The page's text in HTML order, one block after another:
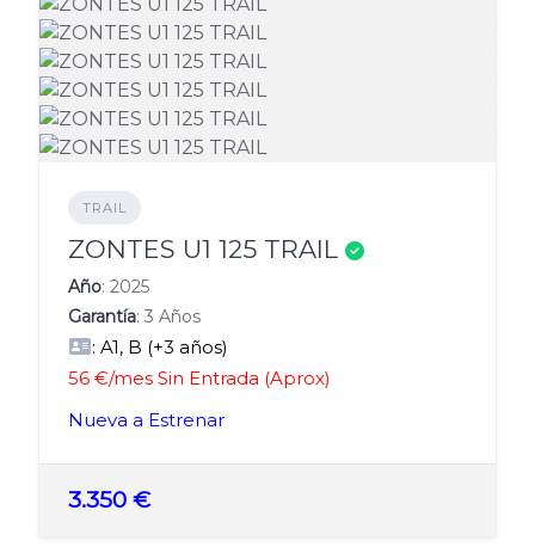
TRAIL
ZONTES U1 125 TRAIL Verificado
Año: 2025
Garantía: 3 Años
: A1, B (+3 años)
56 €/mes Sin Entrada (Aprox)
Nueva a Estrenar
3.350 €